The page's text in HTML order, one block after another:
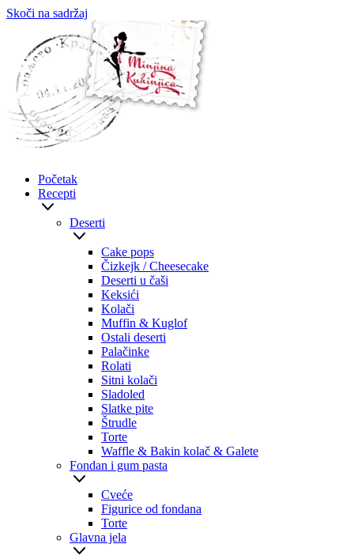
Skoči na sadržaj
Početak
Recepti
Deserti
Cake pops
Čizkejk / Cheesecake
Deserti u čaši
Keksići
Kolači
Muffin & Kuglof
Ostali deserti
Palačinke
Rolati
Sitni kolači
Sladoled
Slatke pite
Štrudle
Torte
Waffle & Bakin kolač & Galete
Fondan i gum pasta
Cveće
Figurice od fondana
Torte
Glavna jela